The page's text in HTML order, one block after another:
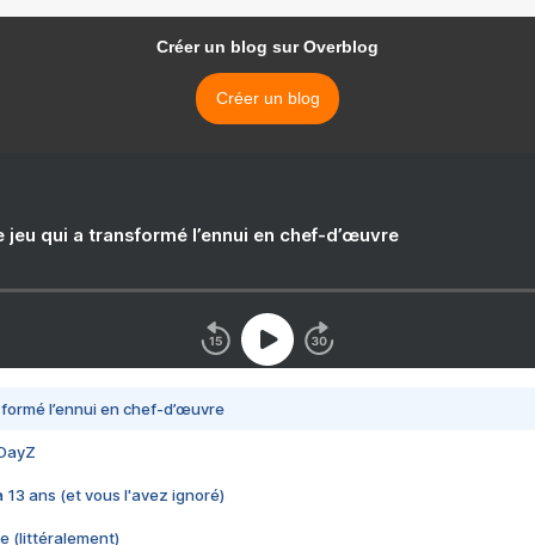
Créer un blog sur Overblog
Créer un blog
jeu qui a transformé l’ennui en chef-d’œuvre
l’ennui en chef-d’œuvre
13 ans (et vous l'avez ignoré)
(littéralement)